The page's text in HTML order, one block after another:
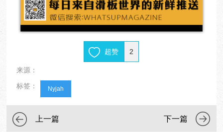
超赞 2
来源：
标签：
Nyjah
上一篇 下一篇